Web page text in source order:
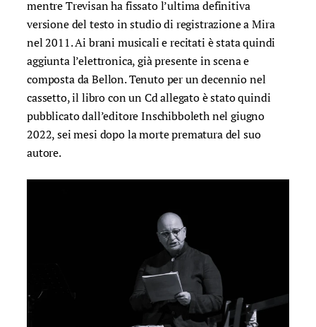
mentre Trevisan ha fissato l’ultima definitiva
versione del testo in studio di registrazione a Mira
nel 2011. Ai brani musicali e recitati è stata quindi
aggiunta l’elettronica, già presente in scena e
composta da Bellon. Tenuto per un decennio nel
cassetto, il libro con un Cd allegato è stato quindi
pubblicato dall’editore Inschibboleth nel giugno
2022, sei mesi dopo la morte prematura del suo
autore.